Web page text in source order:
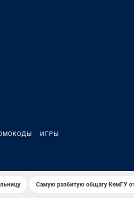
ИГРЫ
Самую разбитую общагу КемГУ